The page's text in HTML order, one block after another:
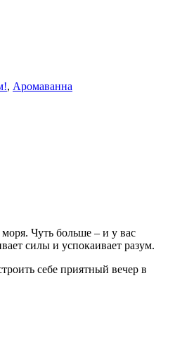
, Аромаванна
моря. Чуть больше – и у вас
силы и успокаивает разум.
себе приятный вечер в